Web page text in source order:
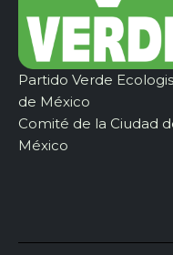
Partido Verde
de México
Comité de la Ciudad
México